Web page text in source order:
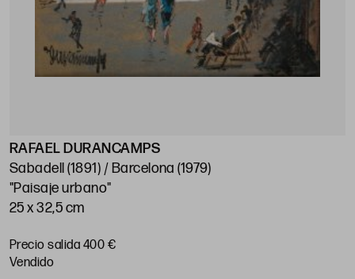
RAFAEL DURANCAMPS
Sabadell (1891) / Barcelona (1979)
"Paisaje urbano"
25 x 32,5 cm
Precio salida 400 €
vendido